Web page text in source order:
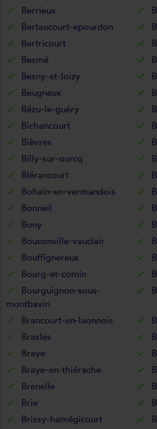
Berrieux
Bertaucourt-epourdon
Bertricourt
Besmé
Besny-et-loizy
Beugneux
Bézu-le-guéry
Bichancourt
Bièvres
Billy-sur-ourcq
Blérancourt
Bohain-en-vermandois
Bonneil
Bony
Bouconville-vauclair
Bouffignereux
Bourg-et-comin
Bourguignon-sous-
montbavin
Brancourt-en-laonnois
Brasles
Braye
Braye-en-thiérache
Brenelle
Brie
Brissy-hamégicourt